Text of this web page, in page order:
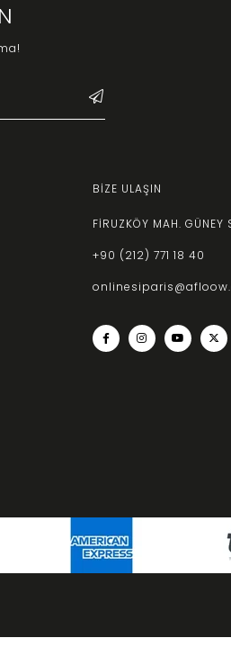
Farklı tarzlara uygun kadın
BİZE ULAŞIN
FİRUZKÖY MAH.
+90 (212) 771 18 40